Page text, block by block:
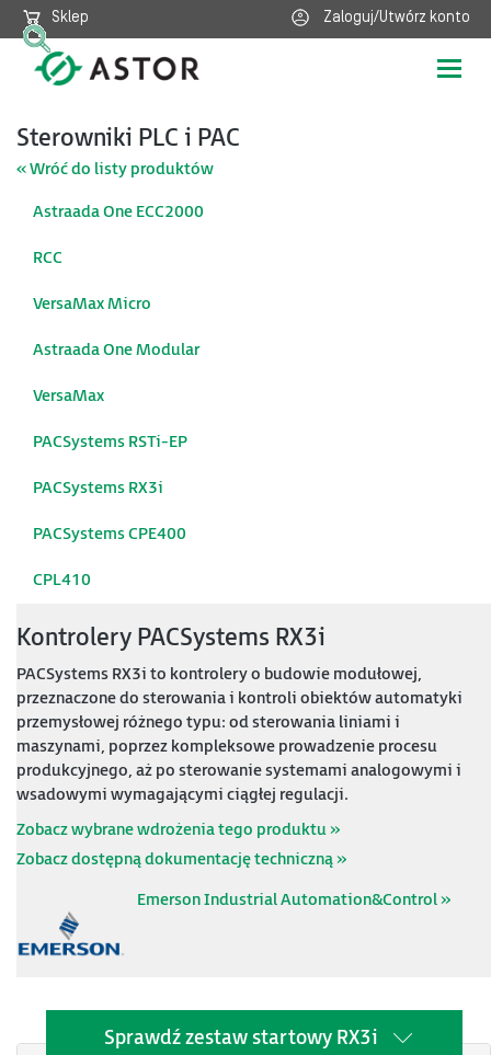
Sklep Zaloguj/Utwórz konto
Sterowniki PLC i PAC
« Wróć do listy produktów
Astraada One ECC2000
RCC
VersaMax Micro
Astraada One Modular
VersaMax
PACSystems RSTi-EP
PACSystems RX3i
PACSystems CPE400
CPL410
Kontrolery PACSystems RX3i
PACSystems RX3i to kontrolery o budowie modułowej,
przeznaczone do sterowania i kontroli obiektów automatyki
przemysłowej różnego typu: od sterowania liniami i
maszynami, poprzez kompleksowe prowadzenie procesu
produkcyjnego, aż po sterowanie systemami analogowymi i
wsadowymi wymagającymi ciągłej regulacji.
Zobacz wybrane wdrożenia tego produktu »
Zobacz dostępną dokumentację techniczną »
Emerson Industrial Automation&Control »
Sprawdź zestaw startowy RX3i